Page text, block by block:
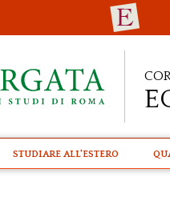
STUDIARE ALL'ESTERO